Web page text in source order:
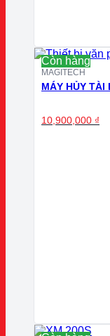
Còn hàng
MAGITECH
MÁY HỦY TÀI
10,900,000 ₫